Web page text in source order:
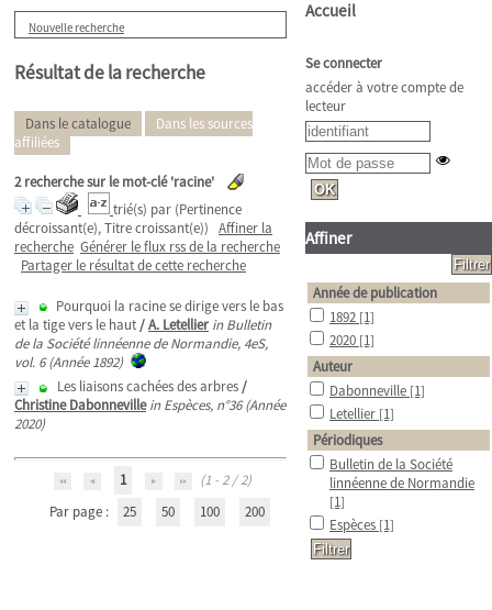
Nouvelle recherche
Résultat de la recherche
Dans le catalogue
Dans les sources
affiliées
2recherche sur le mot-clé'racine'
trié(s) par (Pertinence
décroissant(e), Titre croissant(e)) Affiner la
recherche Générer le flux rss de la recherche
Partager le résultat de cette recherche
Pourquoi la racine se dirige vers le bas
et la tige vers le haut/A. Letellier in Bulletin
de la Société linnéenne de Normandie, 4eS,
vol. 6 (Année 1892)
Les liaisons cachées des arbres/
Christine Dabonneville in Espèces, n°36 (Année
2020)
1
(1 - 2 / 2)
Par page :
25 50 100 200
Accueil
Se connecter
accéder à votre compte de
lecteur
Affiner
Année de publication
1892 [1]
2020 [1]
Auteur
Dabonneville [1]
Letellier [1]
Périodiques
Bulletin de la Société
linnéenne de Normandie
[1]
Espèces [1]